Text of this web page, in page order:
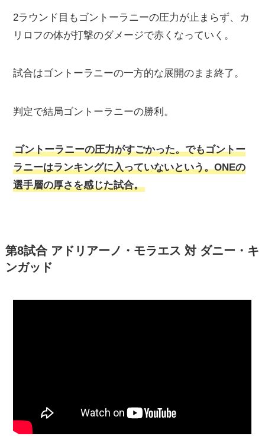
2ラウンド目もゴントーラニーの圧力が止まらず、カ
リロフの体が打撃のダメージで赤くなっていく。
試合はゴントーラニーの一方的な展開のまま終了。
判定で結局ゴントーラニーの勝利。
ゴントーラニーの圧力がすごかった。でもゴントー
ラニーはランキングに入っていないという。ONEの
選手層の厚さを感じた試合。
第8試合 アドリアーノ・モラエス 対 ダニー・キ
ンガッド